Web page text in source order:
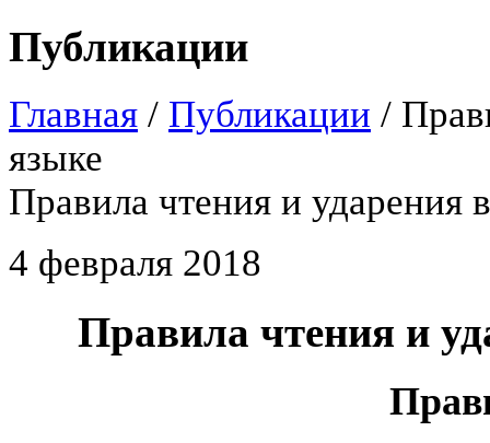
Публикации
Главная / Публикации /
языке
Правила чтения и ударения
4 февраля 2018
Правила чтения и